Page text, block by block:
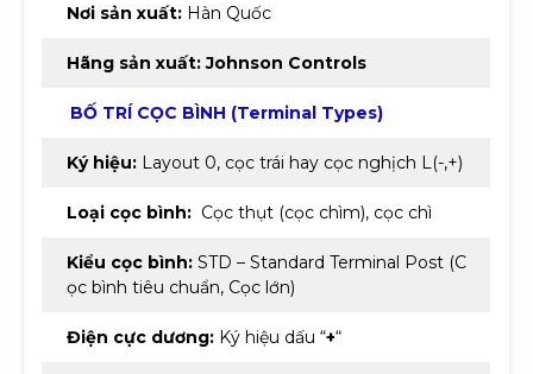
Nơi sản xuất: Hàn Quốc
Hãng sản xuất:Johnson Controls
BỐ TRÍ CỌC BÌNH (Terminal Types)
Ký hiệu: Layout 0, cọc trái hay cọc nghịch L(-,+)
Loại cọc bình: Cọc thụt (cọc chìm), cọc chì
Kiểu cọc bình: STD – Standard Terminal Post (C
ọc bình tiêu chuẩn, Cọc lớn)
Điện cực dương: Ký hiệu dấu “+“